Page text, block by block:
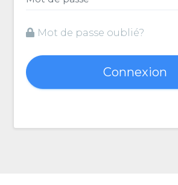
Mot de passe oublié?
Connexion